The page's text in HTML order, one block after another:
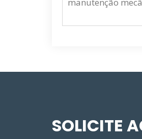
SOLICITE